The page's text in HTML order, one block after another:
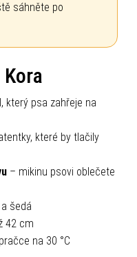
sáhněte po
který psa zahřeje na
které by tlačily
– mikinu psovi oblečete
šedá
42 cm
na 30 °C